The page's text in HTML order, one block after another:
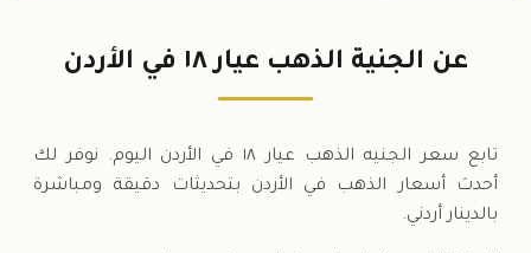
٥٥٢.٠٠ دينار
عن الجنية الذهب عيار ١٨ في الأردن
تابع سعر الجنيه الذهب عيار ١٨ في الأردن اليوم. نوفر لك
أحدث أسعار الذهب في الأردن بتحديثات دقيقة ومباشرة
بالدينار أردني.